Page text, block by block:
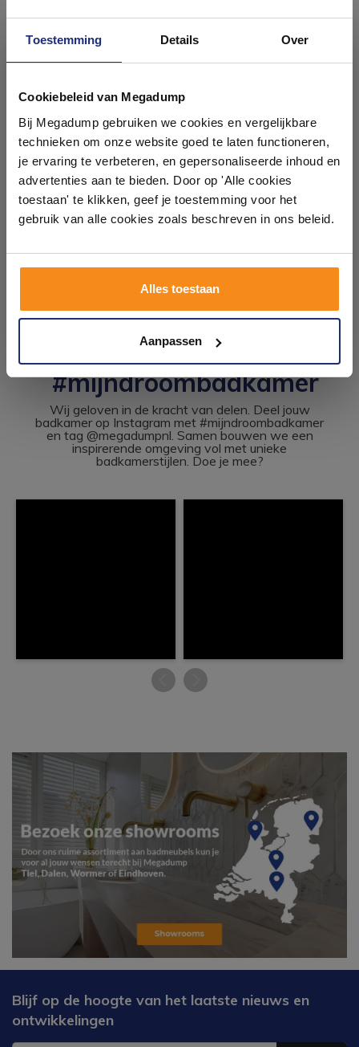
Toestemming Details Over
Cookiebeleid van Megadump
Bij Megadump gebruiken we cookies en vergelijkbare
technieken om onze website goed te laten functioneren,
je ervaring te verbeteren, en gepersonaliseerde inhoud en
advertenties aan te bieden. Door op 'Alle cookies
toestaan' te klikken, geef je toestemming voor het
gebruik van alle cookies zoals beschreven in ons beleid.
Alles toestaan
Aanpassen
(zonder Sensor)
83,49
69,00
�25mm + adapt.28mm
hoog
volgende (werk)dag in huis
32,35
#mijndroombadkamer
Wij geloven in de kracht van delen. Deel jouw
badkamer op Instagram met #mijndroombadkamer
en tag @megadumpnl. Samen bouwen we een
inspirerende omgeving vol met unieke
badkamerstijlen. Doe je mee?
Blijf op de hoogte van het laatste nieuws en
ontwikkelingen
badkamers in onze 1000 m²
showroom
Laat je inspireren door 21 volledig ingerichte
badkameropstellingen – van compact tot luxe. Onze
ervaren adviseurs helpen je persoonlijk, en je vindt
tegels & sanitair direct uit voorraad. Gratis parkeren
op eigen terrein.
Kom langs en ervaar zelf het verschil!